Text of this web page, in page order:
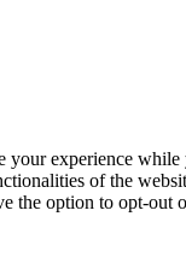
experience
of the
the option to opt-out